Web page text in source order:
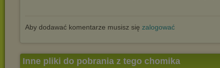
Aby dodawać komentarze musisz się zalogować
Inne pliki do pobrania z tego chomika